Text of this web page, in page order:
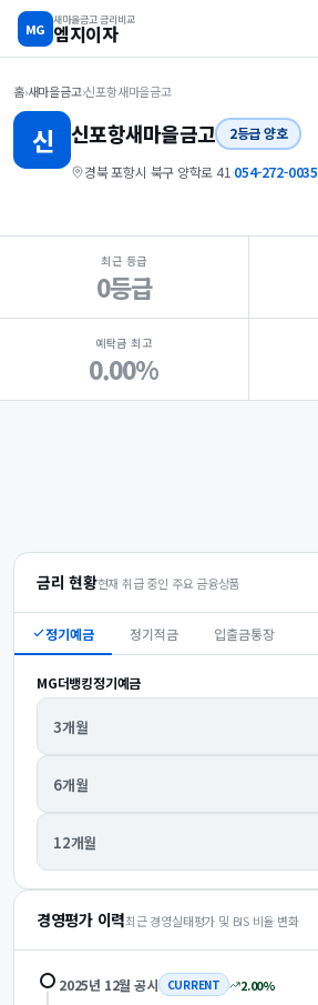
MG
새마을금고 금리비교
엠지이자
홈›새마을금고›신포항새마을금고
신 신포항새마을금고 2등급 양호
경북 포항시 북구 양학로 41 ·054-272-0035
지점 핵심 지표 요약
최근 등급
0등급
예탁금 최고
0.00%
금리 현황현재 취급 중인 주요 금융상품
정기예금 정기적금 입출금통장
MG더뱅킹정기예금
3개월
6개월
12개월
경영평가 이력최근 경영실태평가 및 BIS 비율 변화
2025년 12월 공시 CURRENT 2.00%